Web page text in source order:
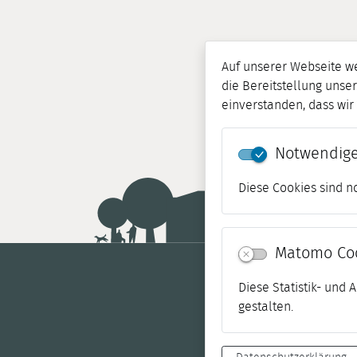
Auf unserer Webseite
die Bereitstellung
einverstanden, dass wir
Diese Cookies sind
Matomo
Diese Statistik- und
gestalten.